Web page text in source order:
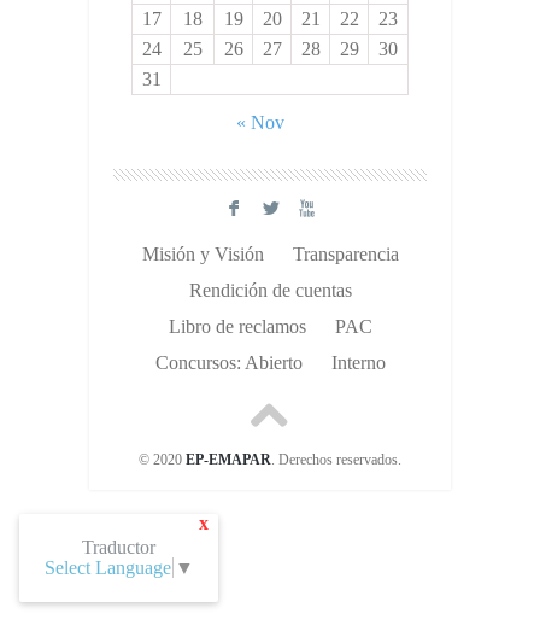
x
Traductor
Select Language ▼
17
18 19 20 21 22
23
24
25 26 27 28 29
30
31
« Nov
F L X
Misión y Visión
Transparencia
Rendición de cuentas
Libro de reclamos
PAC
Concursos: Abierto
Interno
© 2020 EP-EMAPAR. Derechos reservados.